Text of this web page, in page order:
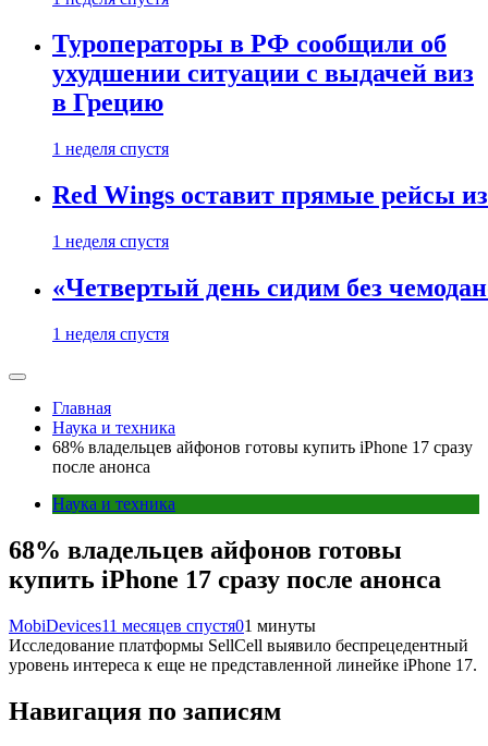
Туроператоры в РФ сообщили об
ухудшении ситуации с выдачей виз
в Грецию
1 неделя спустя
Red Wings оставит прямые рейсы
1 неделя спустя
«Четвертый день сидим без
1 неделя спустя
Главная
Наука и техника
68% владельцев айфонов готовы купить iPhone 17 сразу
после анонса
Наука и техника
68% владельцев айфонов готовы
купить iPhone 17 сразу после анонса
MobiDevices11 месяцев спустя01 минуты
Исследование платформы SellCell выявило беспрецедентный
уровень интереса к еще не представленной линейке iPhone 17.
Навигация по записям